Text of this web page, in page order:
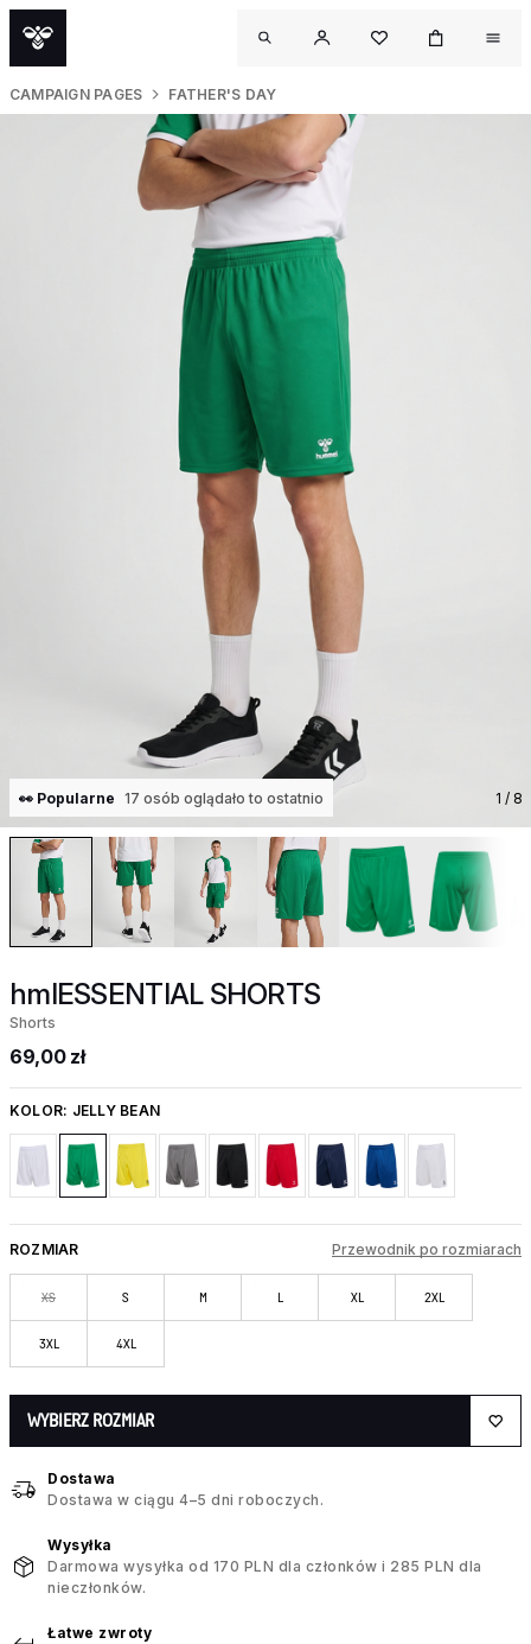
CAMPAIGN PAGES FATHER'S DAY
👀 Popularne 17 osób oglądało to ostatnio 1 / 8
hmlESSENTIAL SHORTS
Shorts
69,00 zł
KOLOR: JELLY BEAN
ROZMIAR Przewodnik po rozmiarach
XS S M L XL 2XL
3XL 4XL
WYBIERZ ROZMIAR
Dostawa
Dostawa w ciągu 4–5 dni roboczych.
Wysyłka
Darmowa wysyłka od 170 PLN dla członków i 285 PLN dla
nieczłonków.
Łatwe zwroty